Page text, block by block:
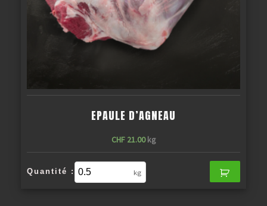
EPAULE D’AGNEAU
CHF21.00 kg
Quantité : kg